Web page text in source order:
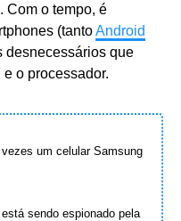
Com o tempo, é
(tantoAndroid
desnecessários que
o processador.
um celular Samsung
sendo espionado pela